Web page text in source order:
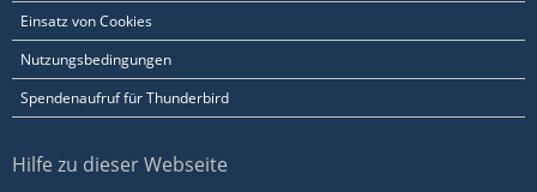
Einsatz von Cookies
Nutzungsbedingungen
Spendenaufruf für Thunderbird
Hilfe zu dieser Webseite